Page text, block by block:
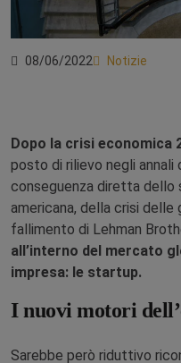
08/06/2022 Notizie
Dopo la crisi economica
posto di rilievo negli annali
conseguenza diretta dello
americana, della crisi delle
fallimento di Lehman
all’interno del mercato
impresa: le startup.
I nuovi motori
Sarebbe però riduttivo